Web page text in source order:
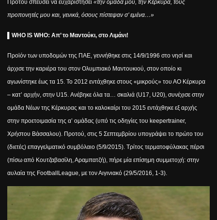
Προτού σπεύσει να ευχαριστήσει «την ομάδα μου, την Κέρκυρα, τους
προπονητές μου και, γενικά, όσους πίστεψαν σ’ εμένα…»
WHO IS WHΟ: Απ’ το Μαντούκι, στο Λιμάνι!
Προϊόν των υποδομών της ΠΑΕ, γεννήθηκε στις 14/9/1996 στο νησί και
άρχισε την καριέρα του στον Ολυμπιακό Μαντουκιού, στον οποίο κι
αγωνίστηκε έως τα 15. Το 2012 εντάχθηκε στους «μικρούς» του ΑΟ Κέρκυρα
– κατ’ αρχήν, στην U15. Ανέβηκε όλα τα… σκαλιά (U17, U20), συνέχισε στην
ομάδα Νέων της Κέρκυρας και το καλοκαίρι του 2015 εντάχθηκε εξ αρχής
στην προετοιμασία της α’ ομάδας (υπό τις οδηγίες του keepertrainer,
Χρήστου Βάσσαλου). Προτού, στις 5 Σεπτεμβρίου υπογράψει το πρώτο του
(διετές) επαγγελματικό συμβόλαιο (5/9/2015). Τρίτος τερματοφύλακας πέρσι
(πίσω από Κουτζαβασίλη, Αραμπατζή), πήρε μία επίσημη συμμετοχή: στην
αυλαία της FootballLeague , με τον Αιγινιακό (29/5/2016, 1-3).